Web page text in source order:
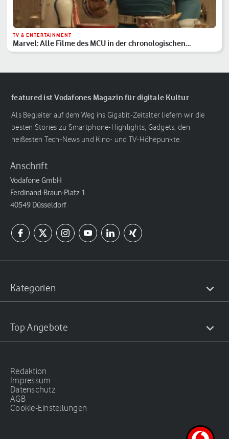
TV & ENTERTAINMENT
Marvel: Alle Filme des MCU in der chronologischen
Reihenfolge
featured ist Vodafones Magazin für digitale Kultur
Als Begleiter auf dem Weg ins Gigabit-Zeitalter liefern wir die
besten Stories zu Smartphone-Highlights, Gadgets, den
heißesten Tech-News und Kino- und TV-Höhepunkte.
Anschrift
Vodafone GmbH
Ferdinand-Braun-Platz 1
40549 Düsseldorf
Kategorien
Top Angebote
Redaktion
Impressum
Datenschutz
AGB
Cookie-Einstellungen